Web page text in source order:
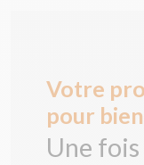
Votre
pour
Une fois